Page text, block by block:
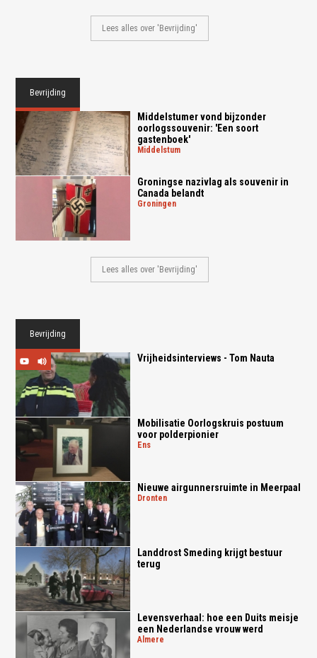
Lees alles over 'Bevrijding'
Bevrijding
Middelstumer vond bijzonder
oorlogssouvenir: 'Een soort
gastenboek'
middelstum
Groningse nazivlag als souvenir in
Canada belandt
groningen
Lees alles over 'Bevrijding'
Bevrijding
Vrijheidsinterviews - Tom Nauta
Mobilisatie Oorlogskruis postuum
voor polderpionier
ens
Nieuwe airgunnersruimte in Meerpaal
dronten
Landdrost Smeding krijgt bestuur
terug
Levensverhaal: hoe een Duits meisje
een Nederlandse vrouw werd
almere